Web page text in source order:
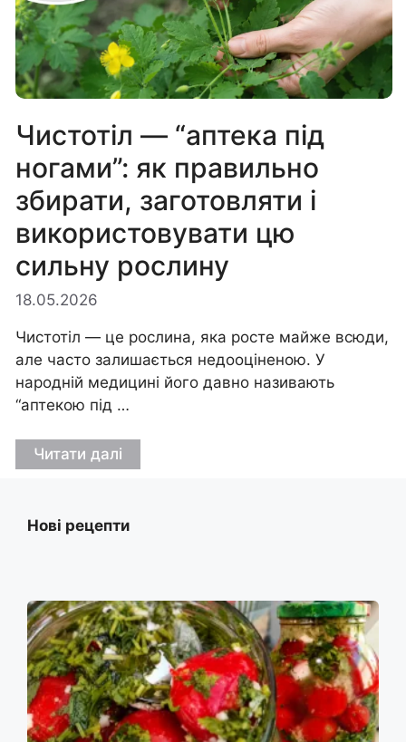
Чистотіл — “аптека під
ногами”: як правильно
збирати, заготовляти і
використовувати цю
сильну рослину
18.05.2026
Чистотіл — це рослина, яка росте майже всюди,
але часто залишається недооціненою. У
народній медицині його давно називають
“аптекою під …
Читати далі
Нові рецепти